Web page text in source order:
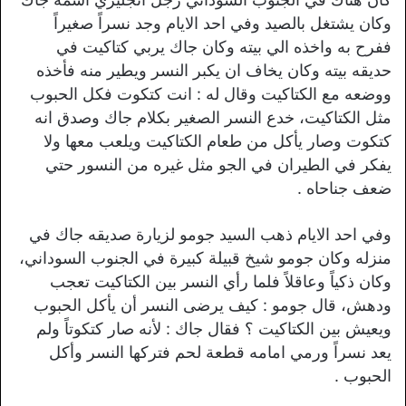
وكان يشتغل بالصيد وفي احد الايام وجد نسراً صغيراً
ففرح به واخذه الي بيته وكان جاك يربي كتاكيت في
حديقه بيته وكان يخاف ان يكبر النسر ويطير منه فأخذه
ووضعه مع الكتاكيت وقال له : انت كتكوت فكل الحبوب
مثل الكتاكيت، خدع النسر الصغير بكلام جاك وصدق انه
كتكوت وصار يأكل من طعام الكتاكيت ويلعب معها ولا
يفكر في الطيران في الجو مثل غيره من النسور حتي
ضعف جناحاه .
وفي احد الايام ذهب السيد جومو لزيارة صديقه جاك في
منزله وكان جومو شيخ قبيلة كبيرة في الجنوب السوداني،
وكان ذكياً وعاقلاً فلما رأي النسر بين الكتاكيت تعجب
ودهش، قال جومو : كيف يرضى النسر أن يأكل الحبوب
ويعيش بين الكتاكيت ؟ فقال جاك : لأنه صار كتكوتاً ولم
يعد نسراً ورمي امامه قطعة لحم فتركها النسر وأكل
الحبوب .